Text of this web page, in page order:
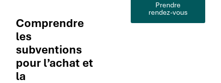
Comprendre
les
subventions
pour l’achat et
la
Prendre
rendez-vous